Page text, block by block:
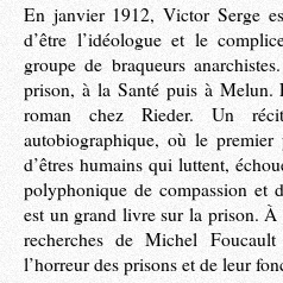
En janvier 1912, Victor Serge
d’être l’idéologue et le
groupe de braqueurs
prison, à la Santé puis à
roman chez Rieder. Un
autobiographique, où le premier
d’êtres humains qui luttent,
polyphonique de compassion et
est un grand livre sur la prison.
recherches de Michel
l’horreur des prisons et de leur